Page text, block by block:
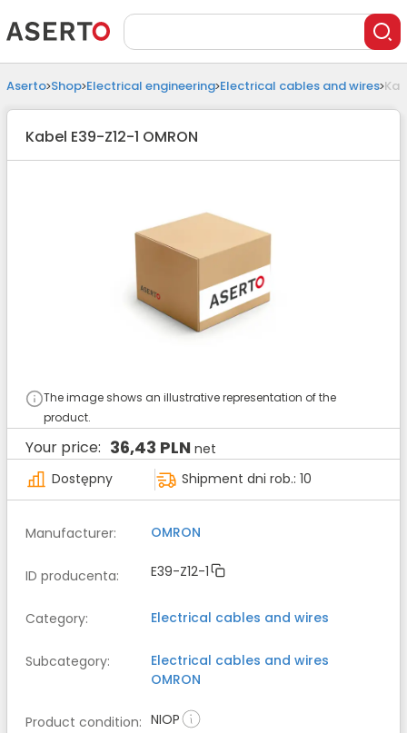
Aserto Shop Electrical engineering Electrical cables and wires
Kabel E39-Z12-1 OMRON
The image shows an illustrative representation of the
product.
Your price: 36,43 PLN net
Dostępny
Shipment dni rob.: 10
Manufacturer: OMRON
ID producenta: E39-Z12-1
Category: Electrical cables and wires
Subcategory:
Electrical cables and wires
OMRON
Product condition: NIOP